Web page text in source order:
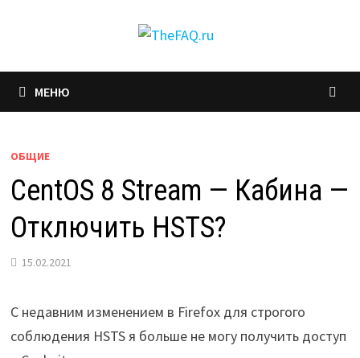
МЕНЮ
ОБЩИЕ
CentOS 8 Stream — Кабина —
Отключить HSTS?
15.02.2021
С недавним изменением в Firefox для строгого
соблюдения HSTS я больше не могу получить доступ